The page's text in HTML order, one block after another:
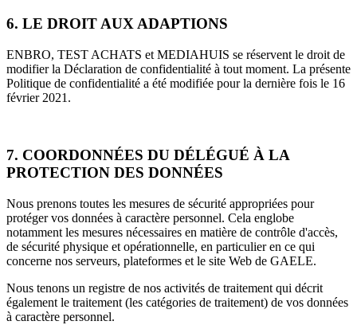
6. LE DROIT AUX ADAPTIONS
ENBRO, TEST ACHATS et MEDIAHUIS se réservent le droit de
modifier la Déclaration de confidentialité à tout moment. La présente
Politique de confidentialité a été modifiée pour la dernière fois le 16
février 2021.
7. COORDONNÉES DU DÉLÉGUÉ À LA
PROTECTION DES DONNÉES
Nous prenons toutes les mesures de sécurité appropriées pour
protéger vos données à caractère personnel. Cela englobe
notamment les mesures nécessaires en matière de contrôle d'accès,
de sécurité physique et opérationnelle, en particulier en ce qui
concerne nos serveurs, plateformes et le site Web de GAELE.
Nous tenons un registre de nos activités de traitement qui décrit
également le traitement (les catégories de traitement) de vos données
à caractère personnel.